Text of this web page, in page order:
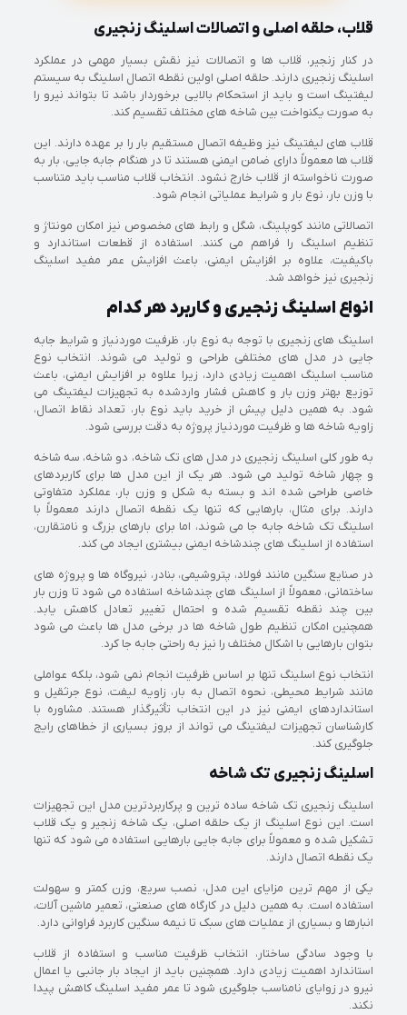
قلاب، حلقه اصلی و اتصالات اسلینگ زنجیری
در کنار زنجیر، قلاب ها و اتصالات نیز نقش بسیار مهمی در عملکرد
اسلینگ زنجیری دارند. حلقه اصلی اولین نقطه اتصال اسلینگ به سیستم
لیفتینگ است و باید از استحکام بالایی برخوردار باشد تا بتواند نیرو را
به صورت یکنواخت بین شاخه های مختلف تقسیم کند.
قلاب های لیفتینگ نیز وظیفه اتصال مستقیم بار را بر عهده دارند. این
قلاب ها معمولاً دارای ضامن ایمنی هستند تا در هنگام جابه جایی، بار به
صورت ناخواسته از قلاب خارج نشود. انتخاب قلاب مناسب باید متناسب
با وزن بار، نوع بار و شرایط عملیاتی انجام شود.
اتصالاتی مانند کوپلینگ، شگل و رابط های مخصوص نیز امکان مونتاژ و
تنظیم اسلینگ را فراهم می کنند. استفاده از قطعات استاندارد و
باکیفیت، علاوه بر افزایش ایمنی، باعث افزایش عمر مفید اسلینگ
زنجیری نیز خواهد شد.
انواع اسلینگ زنجیری و کاربرد هر کدام
اسلینگ های زنجیری با توجه به نوع بار، ظرفیت موردنیاز و شرایط جابه
جایی در مدل های مختلفی طراحی و تولید می شوند. انتخاب نوع
مناسب اسلینگ اهمیت زیادی دارد، زیرا علاوه بر افزایش ایمنی، باعث
توزیع بهتر وزن بار و کاهش فشار واردشده به تجهیزات لیفتینگ می
شود. به همین دلیل پیش از خرید باید نوع بار، تعداد نقاط اتصال،
زاویه شاخه ها و ظرفیت موردنیاز پروژه به دقت بررسی شود.
به طور کلی اسلینگ زنجیری در مدل های تک شاخه، دو شاخه، سه شاخه
و چهار شاخه تولید می شود. هر یک از این مدل ها برای کاربردهای
خاصی طراحی شده اند و بسته به شکل و وزن بار، عملکرد متفاوتی
دارند. برای مثال، بارهایی که تنها یک نقطه اتصال دارند معمولاً با
اسلینگ تک شاخه جابه جا می شوند، اما برای بارهای بزرگ و نامتقارن،
استفاده از اسلینگ های چندشاخه ایمنی بیشتری ایجاد می کند.
در صنایع سنگین مانند فولاد، پتروشیمی، بنادر، نیروگاه ها و پروژه های
ساختمانی، معمولاً از اسلینگ های چندشاخه استفاده می شود تا وزن بار
بین چند نقطه تقسیم شده و احتمال تغییر تعادل کاهش یابد.
همچنین امکان تنظیم طول شاخه ها در برخی مدل ها باعث می شود
بتوان بارهایی با اشکال مختلف را نیز به راحتی جابه جا کرد.
انتخاب نوع اسلینگ تنها بر اساس ظرفیت انجام نمی شود، بلکه عواملی
مانند شرایط محیطی، نحوه اتصال به بار، زاویه لیفت، نوع جرثقیل و
استانداردهای ایمنی نیز در این انتخاب تأثیرگذار هستند. مشاوره با
کارشناسان تجهیزات لیفتینگ می تواند از بروز بسیاری از خطاهای رایج
جلوگیری کند.
اسلینگ زنجیری تک شاخه
اسلینگ زنجیری تک شاخه ساده ترین و پرکاربردترین مدل این تجهیزات
است. این نوع اسلینگ از یک حلقه اصلی، یک شاخه زنجیر و یک قلاب
تشکیل شده و معمولاً برای جابه جایی بارهایی استفاده می شود که تنها
یک نقطه اتصال دارند.
یکی از مهم ترین مزایای این مدل، نصب سریع، وزن کمتر و سهولت
استفاده است. به همین دلیل در کارگاه های صنعتی، تعمیر ماشین آلات،
انبارها و بسیاری از عملیات های سبک تا نیمه سنگین کاربرد فراوانی دارد.
با وجود سادگی ساختار، انتخاب ظرفیت مناسب و استفاده از قلاب
استاندارد اهمیت زیادی دارد. همچنین باید از ایجاد بار جانبی یا اعمال
نیرو در زوایای نامناسب جلوگیری شود تا عمر مفید اسلینگ کاهش پیدا
نکند.